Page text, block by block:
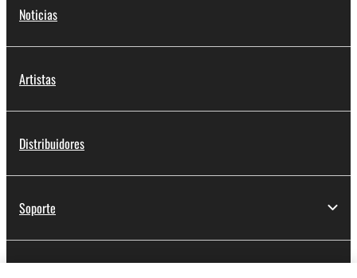
Noticias
Artistas
Distribuidores
Soporte